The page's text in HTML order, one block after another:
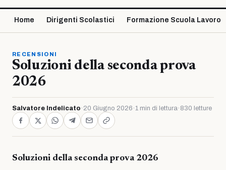
Home Dirigenti Scolastici Formazione Scuola Lavoro
RECENSIONI
Soluzioni della seconda prova
2026
Salvatore Indelicato · 20 Giugno 2026 ·1 min di lettura· 830 letture
Soluzioni della seconda prova 2026